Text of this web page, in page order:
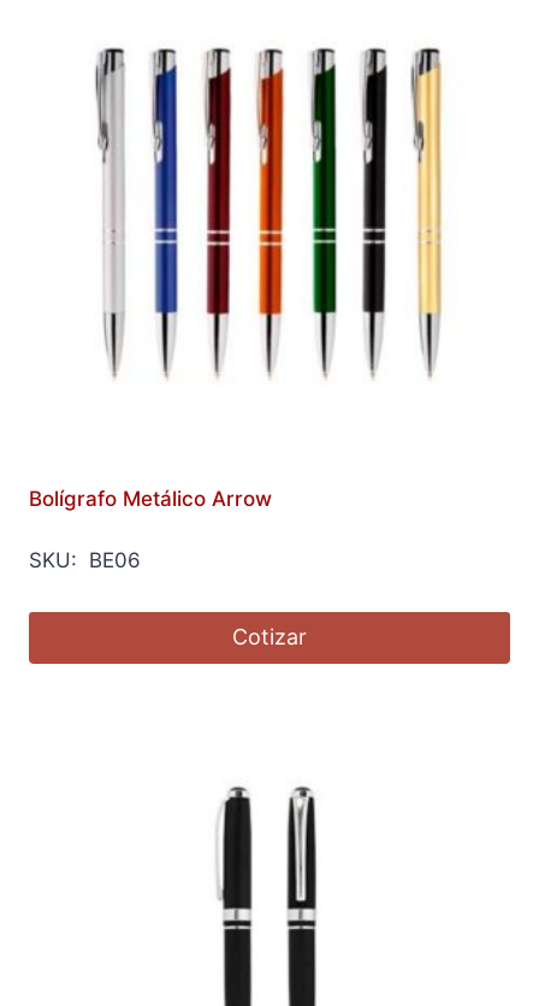
Bolígrafo Metálico Arrow
SKU: BE06
Cotizar